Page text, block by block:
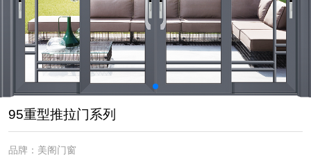
95重型推拉门系列
品牌：美阁门窗